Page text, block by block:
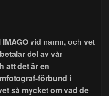
vid namn, och vet
del av vår
att det är en
förbund i
så mycket om vad de